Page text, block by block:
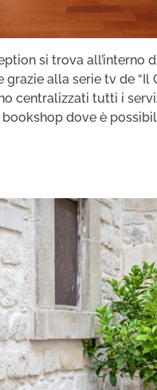
si trova
alla serie tv de “Il
centralizzati tutti i
dove è